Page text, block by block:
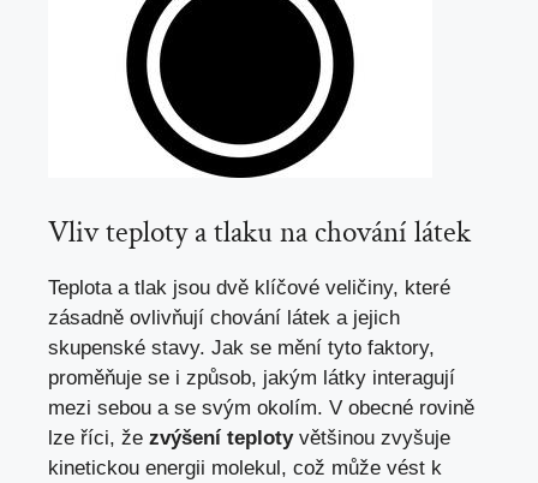
Vliv teploty a tlaku na chování látek
Teplota a tlak jsou dvě klíčové veličiny, které
zásadně ovlivňují chování látek a jejich
skupenské stavy. Jak se mění tyto faktory,
proměňuje se i způsob, jakým látky interagují
mezi sebou a se svým okolím. V obecné rovině
lze říci, že zvýšení teplotyvětšinou zvyšuje
kinetickou energii molekul, což může vést k